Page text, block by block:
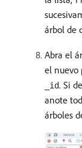
árbol de
Abra el
el nuevo
_id. Si
anote
árboles